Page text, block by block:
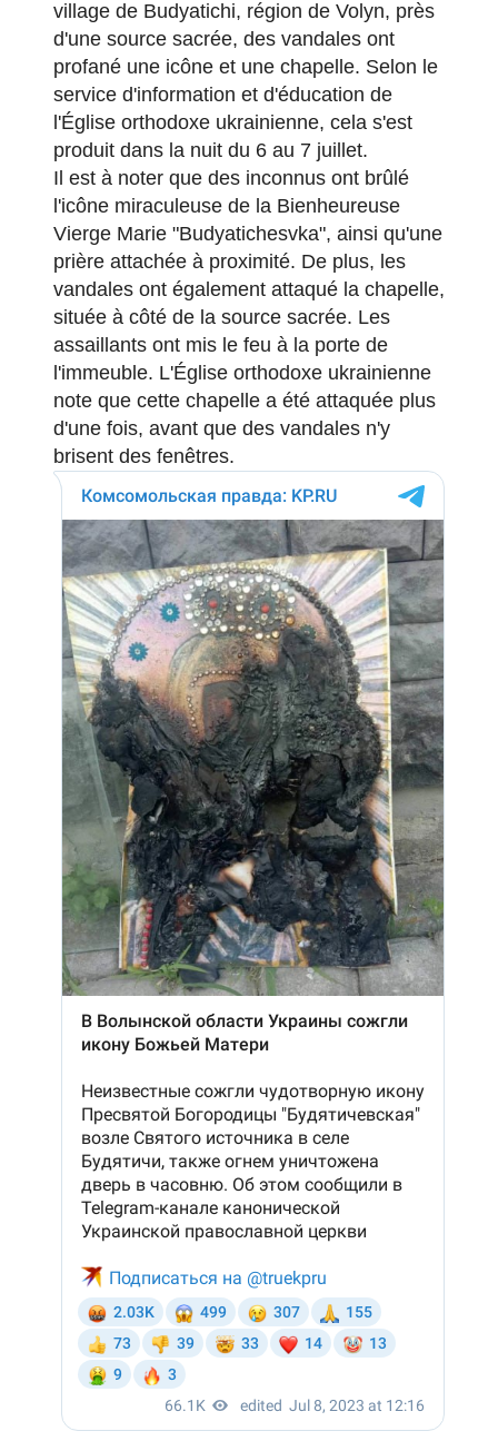
village de Budyatichi, région de Volyn, près
d'une source sacrée, des vandales ont
profané une icône et une chapelle. Selon le
service d'information et d'éducation de
l'Église orthodoxe ukrainienne, cela s'est
produit dans la nuit du 6 au 7 juillet.
Il est à noter que des inconnus ont brûlé
l'icône miraculeuse de la Bienheureuse
Vierge Marie "Budyatichesvka", ainsi qu'une
prière attachée à proximité. De plus, les
vandales ont également attaqué la chapelle,
située à côté de la source sacrée. Les
assaillants ont mis le feu à la porte de
l'immeuble. L'Église orthodoxe ukrainienne
note que cette chapelle a été attaquée plus
d'une fois, avant que des vandales n'y
brisent des fenêtres.